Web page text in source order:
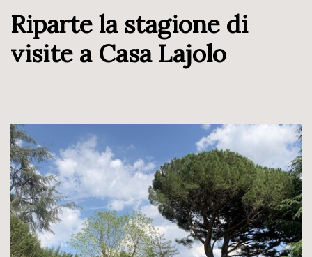
Riparte la stagione di
visite a Casa Lajolo